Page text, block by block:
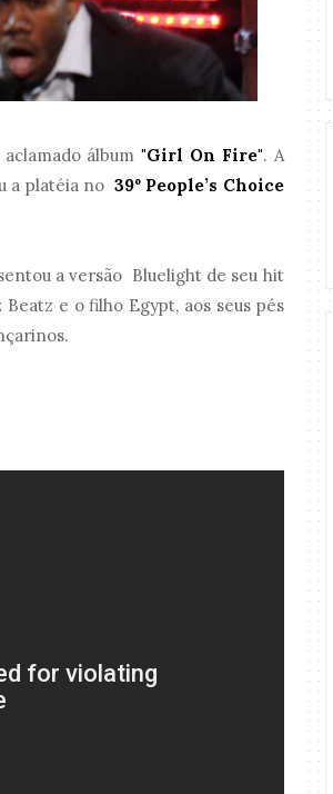
álbum"Girl On Fire". A
a platéia no 39º People’s Choice
a versão Bluelight de seu hit
e o filho Egypt, aos seus pés